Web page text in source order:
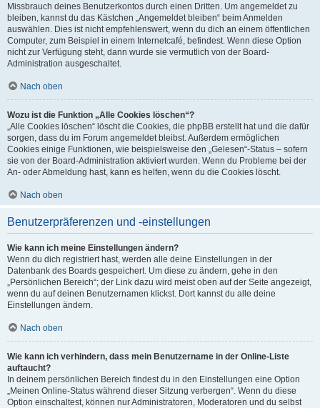
Missbrauch deines Benutzerkontos durch einen Dritten. Um angemeldet zu
bleiben, kannst du das Kästchen „Angemeldet bleiben“ beim Anmelden
auswählen. Dies ist nicht empfehlenswert, wenn du dich an einem öffentlichen
Computer, zum Beispiel in einem Internetcafé, befindest. Wenn diese Option
nicht zur Verfügung steht, dann wurde sie vermutlich von der Board-
Administration ausgeschaltet.
Nach oben
Wozu ist die Funktion „Alle Cookies löschen“?
„Alle Cookies löschen“ löscht die Cookies, die phpBB erstellt hat und die dafür
sorgen, dass du im Forum angemeldet bleibst. Außerdem ermöglichen
Cookies einige Funktionen, wie beispielsweise den „Gelesen“-Status – sofern
sie von der Board-Administration aktiviert wurden. Wenn du Probleme bei der
An- oder Abmeldung hast, kann es helfen, wenn du die Cookies löscht.
Nach oben
Benutzerpräferenzen und -einstellungen
Wie kann ich meine Einstellungen ändern?
Wenn du dich registriert hast, werden alle deine Einstellungen in der
Datenbank des Boards gespeichert. Um diese zu ändern, gehe in den
„Persönlichen Bereich“; der Link dazu wird meist oben auf der Seite angezeigt,
wenn du auf deinen Benutzernamen klickst. Dort kannst du alle deine
Einstellungen ändern.
Nach oben
Wie kann ich verhindern, dass mein Benutzername in der Online-Liste
auftaucht?
In deinem persönlichen Bereich findest du in den Einstellungen eine Option
„Meinen Online-Status während dieser Sitzung verbergen“. Wenn du diese
Option einschaltest, können nur Administratoren, Moderatoren und du selbst